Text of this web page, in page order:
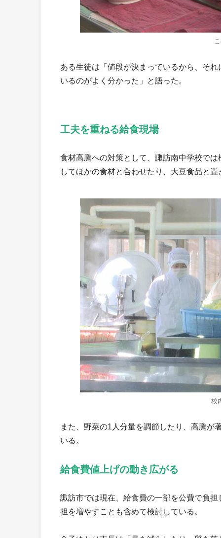
ある生徒は「値段が決まっているから、そ
いるのがよく分かった」と語った。
工夫を重ねる給食現場
食材高騰への対策として、諏訪南中学校で
してほかの食材と合わせたり、大豆食品と
校
また、野菜の1人分量を調節したり、高騰が
いる。
給食費値上げの動き広がる
諏訪市では現在、給食費の一部を公費で負
担を増やすことも含めて検討している。